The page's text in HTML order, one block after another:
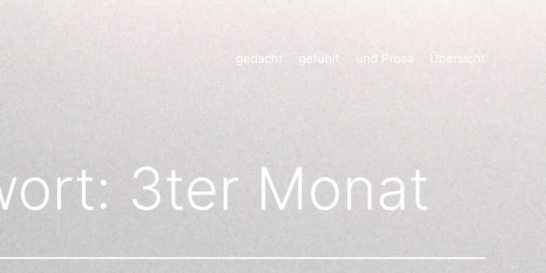
gedacht gefühlt und Prosa Übersicht
3ter Monat